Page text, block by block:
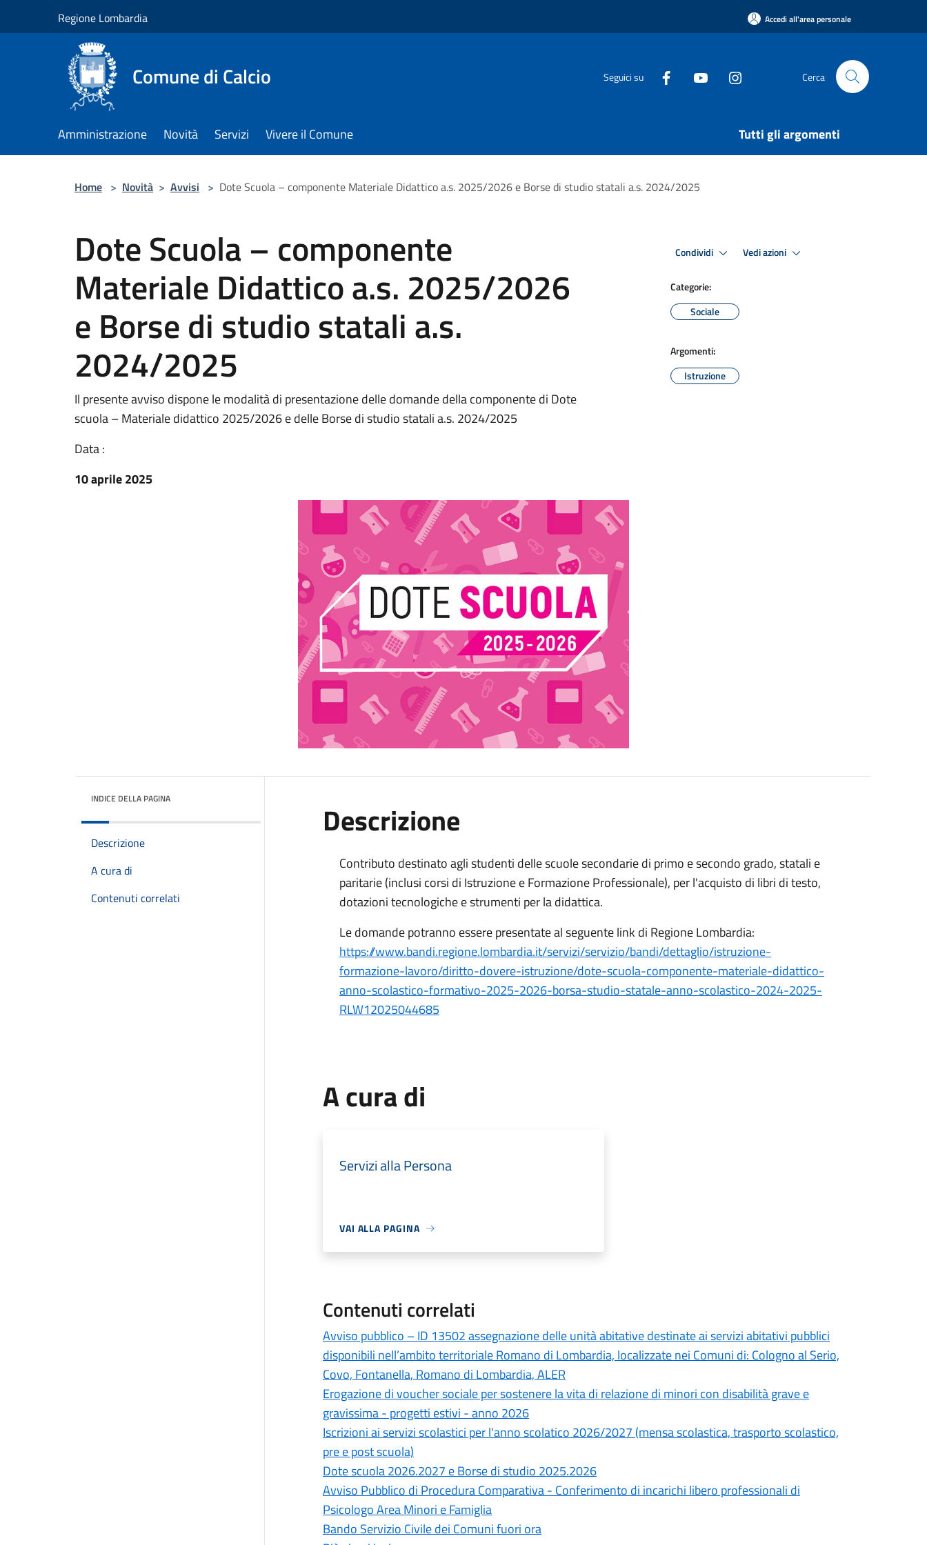
Regione Lombardia Accedi all'area personale
Comune di Calcio Seguici su Cerca
Amministrazione Novità Servizi Vivere il Comune Tutti gli argomenti
Home > Novità > Avvisi > Dote Scuola – componente Materiale Didattico a.s. 2025/2026 e Borse di studio statali a.s. 2024/2025
Dote Scuola – componente
Materiale Didattico a.s. 2025/2026
e Borse di studio statali a.s.
2024/2025
Il presente avviso dispone le modalità di presentazione delle domande della componente di Dote
scuola – Materiale didattico 2025/2026 e delle Borse di studio statali a.s. 2024/2025
Data :
10 aprile 2025
Condividi Vedi azioni
Categorie:
Sociale
Argomenti:
Istruzione
INDICE DELLA PAGINA
Descrizione
A cura di
Contenuti correlati
Descrizione
Contributo destinato agli studenti delle scuole secondarie di primo e secondo grado, statali e
paritarie (inclusi corsi di Istruzione e Formazione Professionale), per l'acquisto di libri di testo,
dotazioni tecnologiche e strumenti per la didattica.
Le domande potranno essere presentate al seguente link di Regione Lombardia:
https://www.bandi.regione.lombardia.it/servizi/servizio/bandi/dettaglio/istruzione-
formazione-lavoro/diritto-dovere-istruzione/dote-scuola-componente-materiale-didattico-
anno-scolastico-formativo-2025-2026-borsa-studio-statale-anno-scolastico-2024-2025-
RLW12025044685
A cura di
Servizi alla Persona
VAI ALLA PAGINA
Contenuti correlati
Avviso pubblico – ID 13502 assegnazione delle unità abitative destinate ai servizi abitativi pubblici
disponibili nell’ambito territoriale Romano di Lombardia, localizzate nei Comuni di: Cologno al Serio,
Covo, Fontanella, Romano di Lombardia, ALER
Erogazione di voucher sociale per sostenere la vita di relazione di minori con disabilità grave e
gravissima - progetti estivi - anno 2026
Iscrizioni ai servizi scolastici per l'anno scolatico 2026/2027 (mensa scolastica, trasporto scolastico,
pre e post scuola)
Dote scuola 2026.2027 e Borse di studio 2025.2026
Avviso Pubblico di Procedura Comparativa - Conferimento di incarichi libero professionali di
Psicologo Area Minori e Famiglia
Bando Servizio Civile dei Comuni fuori ora